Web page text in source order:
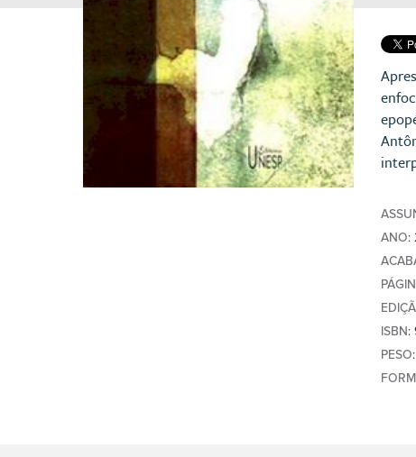
ANO:
ISBN:
PESO